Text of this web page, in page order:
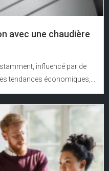
avec une chaudière
influencé par de
tendances économiques,...